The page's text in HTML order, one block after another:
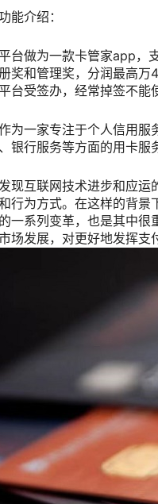
能介绍：
台做为一款卡管家app，
奖和管理奖，分润最高万
台受签办，经常掉签不能
为一家专注于个人信用服
银行服务等方面的用卡服
现互联网技术进步和应
行为方式。在这样的背
一系列变革，也是其中
场发展，对更好地发挥支